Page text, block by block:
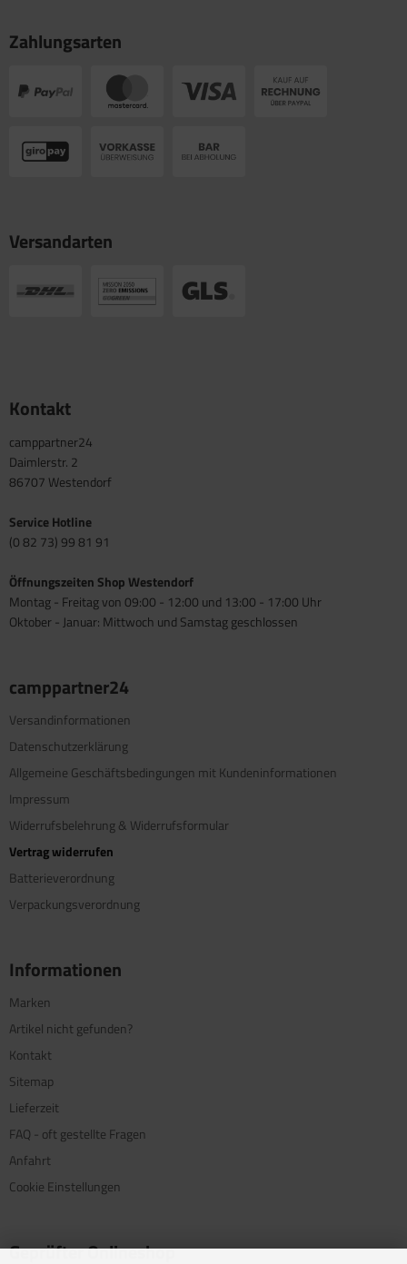
Zahlungsarten
Versandarten
Kontakt
camppartner24
Daimlerstr. 2
86707 Westendorf
Service Hotline
(0 82 73) 99 81 91
Öffnungszeiten Shop Westendorf
Montag - Freitag von 09:00 - 12:00 und 13:00 - 17:00 Uhr
Oktober - Januar: Mittwoch und Samstag geschlossen
camppartner24
Versandinformationen
Datenschutzerklärung
Allgemeine Geschäftsbedingungen mit Kundeninformationen
Impressum
Widerrufsbelehrung & Widerrufsformular
Vertrag widerrufen
Batterieverordnung
Verpackungsverordnung
Informationen
Marken
Artikel nicht gefunden?
Kontakt
Sitemap
Lieferzeit
FAQ - oft gestellte Fragen
Anfahrt
Cookie Einstellungen
Geprüfter Onlineshop